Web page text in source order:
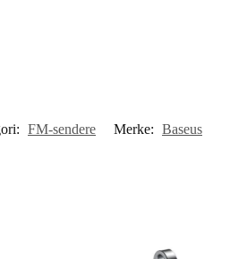
FM-sendere Merke: Baseus